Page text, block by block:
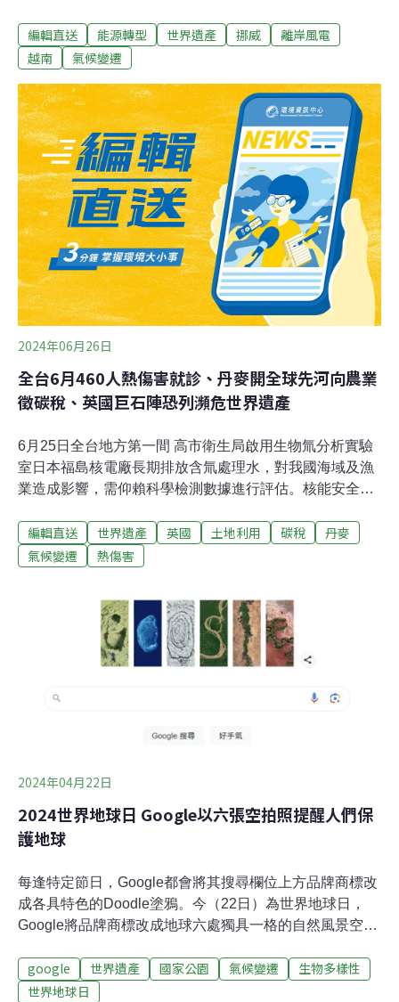
設計事務所MVRDV規劃的全木構展館「WoodenWonders
嘉市博願景館」，將拆解重組，轉化為校園學習與公共空
台南主要流域水質改善 嚴重污染河段邁向119年歸零台南
市政府今天表示，台南市主要流域水質持續改善，河川嚴
重污染長度從民國113年33.3公里降至114年19.7公里、減
少13.6公里，將朝119年「零嚴重污染河段」目標邁進。
台南市政府今天召開「台南市政府推動河川及海洋污染防
治小組」會議，檢討114年水域水質及擬定後續整治推動
策略，落實河川與海洋污染防治。（中央社報導）
編輯直送 能源轉型 世界遺產 挪威
離岸風電
越南
氣候變遷
2024年06月26日
全台6月460人熱傷害就診、丹麥開全球先河向農業
徵碳稅、英國巨石陣恐列瀕危世界遺產
6月25日全台地方第一間 高市衛生局啟用生物氚分析實驗
室日本福島核電廠長期排放含氚處理水，對我國海域及漁
業造成影響，需仰賴科學檢測數據進行評估。核能安全委
驗室。（中央社報導）WOAH認可 獸醫所成全球第14個狂
犬病參考實驗室台灣於2013年發生鼬獾狂犬病，之後獸醫
WOAH認可的狂犬病參考實驗室。（中央社報導）全台高
溫熱成燒蕃薯 6月460人熱傷害就診
編輯直送 世界遺產 英國 土地利用 碳稅
丹麥
氣候變遷
熱傷害
2024年04月22日
2024世界地球日 Google以六張空拍照提醒人們保
護地球
每逢特定節日，Google都會將其搜尋欄位上方品牌商標改
成各具特色的Doodle塗鴉。今（22日）為世界地球日，
Google將品牌商標改成地球六處獨具一格的自然風景空拍
醒人們保護美麗地球今年地球日，Google網頁搜尋列上方
的六個英文字母，變成了形狀相近的空拍圖，每個字母的
google 世界遺產 國家公園 氣候變遷
生物多樣性
世界地球日